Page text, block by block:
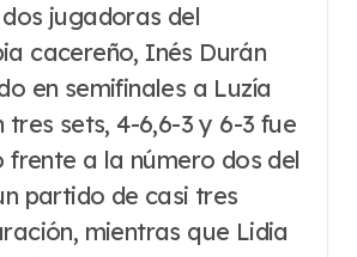
jugadoras del
cacereño, Inés Durán
en semifinales a Luzía
tres sets, 4-6,6-3 y 6-3 fue
frente a la número dos del
partido de casi tres
mientras que Lidia